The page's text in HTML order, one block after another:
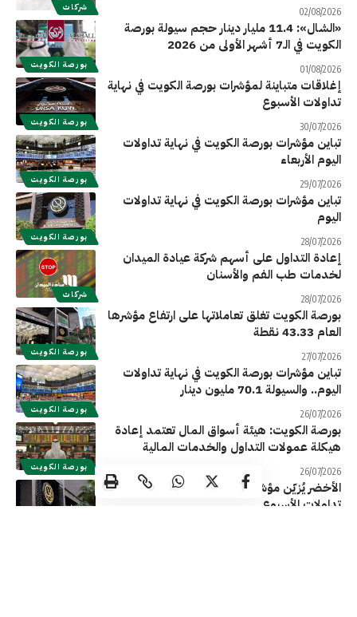
شركات 02/08/2026
بورصة الكويت
«الشال»: 11.4 مليار دينار حجم سيولة بورصة
الكويت في الـ7 أشهر الأولى من 2026
01/08/2026
بورصة الكويت
إغلاقات متباينة لمؤشرات بورصة الكويت في نهاية
تداولات الأسبوع
30/07/2026
بورصة الكويت
تباين مؤشرات بورصة الكويت في نهاية تداولات
اليوم الأربعاء
29/07/2026
بورصة الكويت
تباين مؤشرات بورصة الكويت في نهاية تداولات
اليوم
28/07/2026
شركات
إعادة التداول على أسهم شركة عيادة الميدان
لخدمات طب الفم والأسنان
28/07/2026
بورصة الكويت
بورصة الكويت تغلق تعاملاتها على ارتفاع مؤشرها
العام 43.33 نقطة
27/07/2026
بورصة الكويت
تباين مؤشرات بورصة الكويت في نهاية تداولات
اليوم.. والسيولة 70.1 مليون دينار
26/07/2026
بورصة الكويت
بورصة الكويت: هيئة أسواق المال تعتمد إعادة
هيكلة عمولات التداول والخدمات المالية
26/07/2026
الأخضر يُزيّن مؤشرات بورصة الكويت في نهاية
تداولات الأسبوع